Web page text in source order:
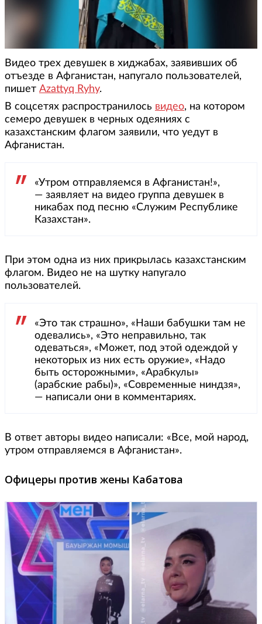
Видео трех девушек в хиджабах, заявивших об
отъезде в Афганистан, напугало пользователей,
пишет Azattyq Ryhy.
В соцсетях распространилось видео, на котором
семеро девушек в черных одеяниях с
казахстанским флагом заявили, что уедут в
Афганистан.
«Утром отправляемся в Афганистан!»,
— заявляет на видео группа девушек в
никабах под песню «Служим Республике
Казахстан».
При этом одна из них прикрылась казахстанским
флагом. Видео не на шутку напугало
пользователей.
«Это так страшно», «Наши бабушки там не
одевались», «Это неправильно, так
одеваться», «Может, под этой одеждой у
некоторых из них есть оружие», «Надо
быть осторожными», «Арабкулы»
(арабские рабы)», «Современные ниндзя»,
— написали они в комментариях.
В ответ авторы видео написали: «Все, мой народ,
утром отправляемся в Афганистан».
Офицеры против жены Кабатова